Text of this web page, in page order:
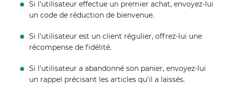
Si l'utilisateur effectue un premier achat, envoyez-lui
un code de réduction de bienvenue.
Si l'utilisateur est un client régulier, offrez-lui une
récompense de fidélité.
Si l'utilisateur a abandonné son panier, envoyez-lui
un rappel précisant les articles qu'il a laissés.